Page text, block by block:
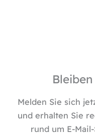
Melden Sie sich
und erhalten Sie
rund um E-